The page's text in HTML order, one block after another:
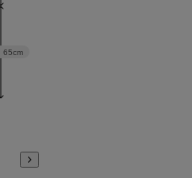
65cm